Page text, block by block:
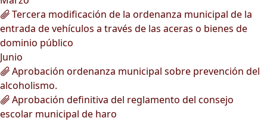
Tercera modificación de la ordenanza municipal de la
entrada de vehículos a través de las aceras o bienes de
dominio público
Junio
Aprobación ordenanza municipal sobre prevención del
alcoholismo.
Aprobación definitiva del reglamento del consejo
escolar municipal de haro